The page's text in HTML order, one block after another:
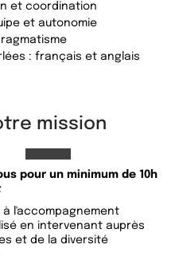
et coordination
et autonomie
: français et anglais
mission
pour un minimum de 10h
l'accompagnement
en intervenant auprès
et de la diversité